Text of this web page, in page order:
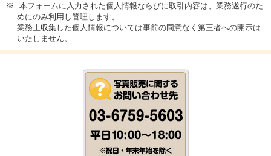
本フォームに入力された個人情報ならびに取引内容は、業務遂行のた
めにのみ利用し管理します。
業務上収集した個人情報については事前の同意なく第三者への開示は
いたしません。